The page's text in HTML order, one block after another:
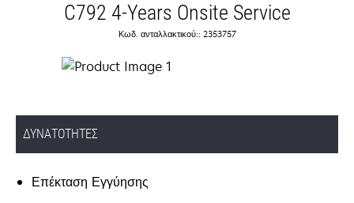
C792 4-Years Onsite Service
Κωδ. ανταλλακτικού:: 2353757
ΔΥΝΑΤΌΤΗΤΕΣ
Επέκταση Εγγύησης